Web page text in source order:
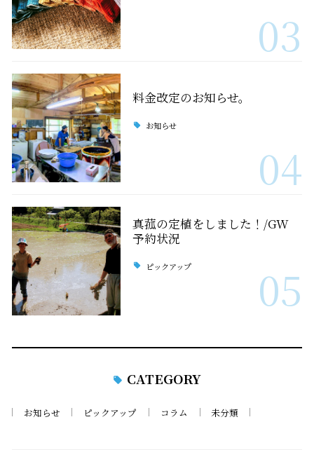
03
料金改定のお知らせ。
お知らせ
04
真菰の定植をしました！/GW
予約状況
ピックアップ 05
CATEGORY
お知らせ ピックアップ コラム 未分類